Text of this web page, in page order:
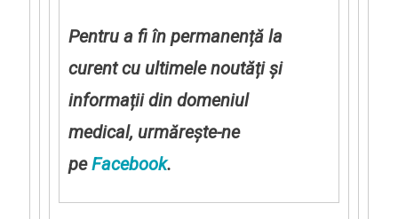
Pentru a fi în permanență la
curent cu ultimele noutăți și
informații din domeniul
medical, urmărește-ne
peFacebook.